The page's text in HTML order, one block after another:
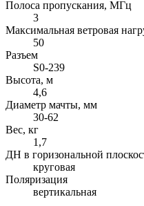
Полоса пропускания, МГц
3
Максимальная ветровая
50
Разъем
S0-239
Высота, м
4,6
Диаметр мачты, мм
30-62
Вес, кг
1,7
ДН в горизональной
круговая
Поляризация
вертикальная